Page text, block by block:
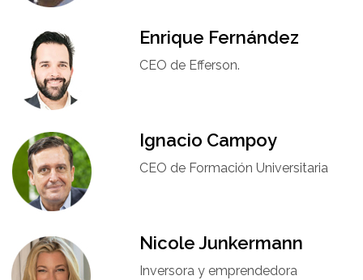
Enrique Fernández
CEO de Efferson.
Ignacio Campoy​
CEO de Formación Universitaria​
Nicole Junkermann​
Inversora y emprendedora